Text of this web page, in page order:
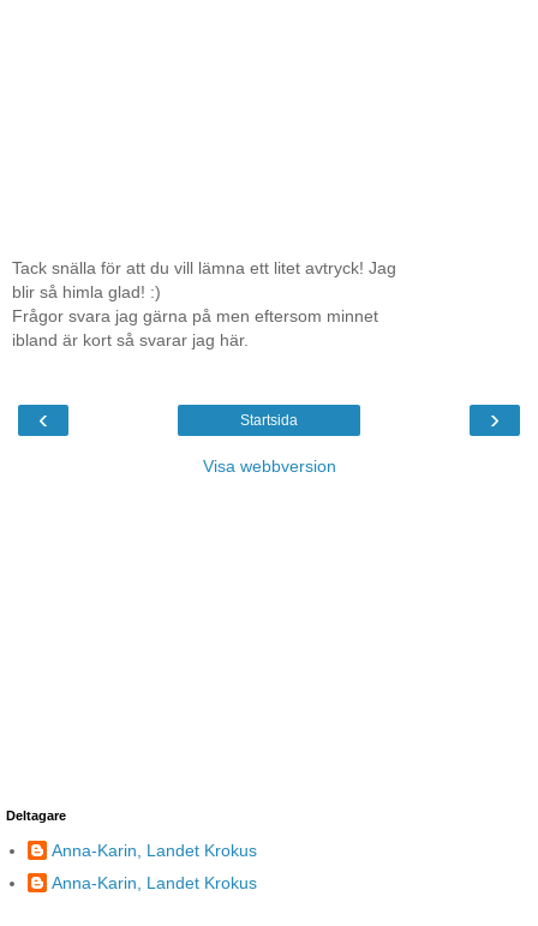
Tack snälla för att du vill lämna ett litet avtryck! Jag
blir så himla glad! :)
Frågor svara jag gärna på men eftersom minnet
ibland är kort så svarar jag här.
‹ ›
Startsida
Visa webbversion
Deltagare
Anna-Karin, Landet Krokus
Anna-Karin, Landet Krokus